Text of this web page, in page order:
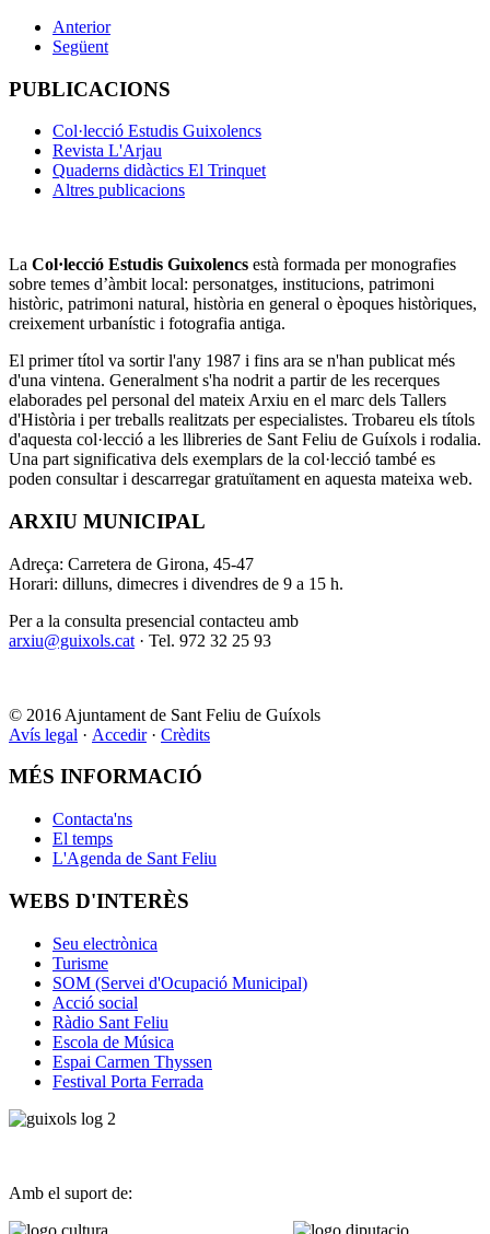
Anterior
Següent
PUBLICACIONS
Col·lecció Estudis Guixolencs
Revista L'Arjau
Quaderns didàctics El Trinquet
Altres publicacions
La Col·lecció Estudis Guixolencs està formada per monografies
sobre temes d’àmbit local: personatges, institucions, patrimoni
històric, patrimoni natural, història en general o èpoques històriques,
creixement urbanístic i fotografia antiga.
El primer títol va sortir l'any 1987 i fins ara se n'han publicat més
d'una vintena. Generalment s'ha nodrit a partir de les recerques
elaborades pel personal del mateix Arxiu en el marc dels Tallers
d'Història i per treballs realitzats per especialistes. Trobareu els títols
d'aquesta col·lecció a les llibreries de Sant Feliu de Guíxols i rodalia.
Una part significativa dels exemplars de la col·lecció també es
poden consultar i descarregar gratuïtament en aquesta mateixa web.
ARXIU MUNICIPAL
Adreça: Carretera de Girona, 45-47
Horari: dilluns, dimecres i divendres de 9 a 15 h.
Per a la consulta presencial contacteu amb
arxiu@guixols.cat · Tel. 972 32 25 93
© 2016 Ajuntament de Sant Feliu de Guíxols
Avís legal · Accedir· Crèdits
MÉS INFORMACIÓ
Contacta'ns
El temps
L'Agenda de Sant Feliu
WEBS D'INTERÈS
Seu electrònica
Turisme
SOM (Servei d'Ocupació Municipal)
Acció social
Ràdio Sant Feliu
Escola de Música
Espai Carmen Thyssen
Festival Porta Ferrada
Amb el suport de: